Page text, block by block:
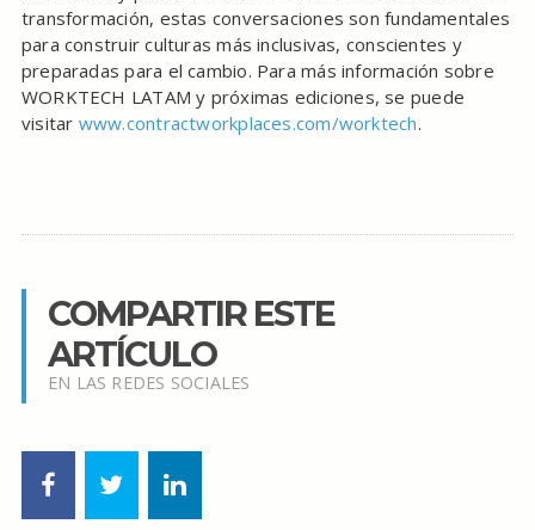
transformación, estas conversaciones son fundamentales
para construir culturas más inclusivas, conscientes y
preparadas para el cambio. Para más información sobre
WORKTECH LATAM y próximas ediciones, se puede
visitar www.contractworkplaces.com/worktech.
COMPARTIR ESTE
ARTÍCULO
EN LAS REDES SOCIALES